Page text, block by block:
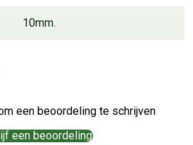
10mm.
een beoordeling te schrijven
een beoordeling